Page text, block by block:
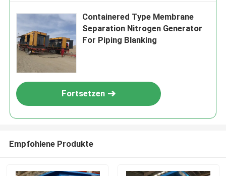
Containered Type Membrane
Separation Nitrogen Generator
For Piping Blanking
Fortsetzen
Empfohlene Produkte